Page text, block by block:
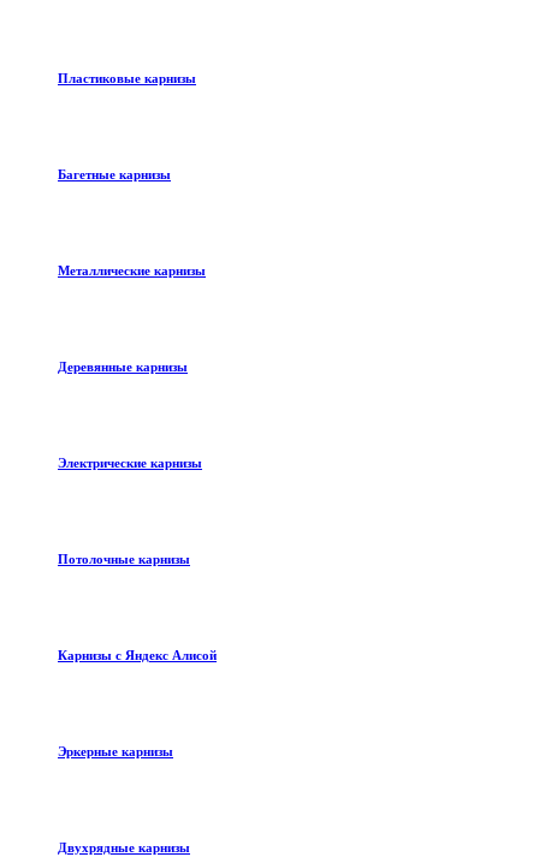
Пластиковые карнизы
Багетные карнизы
Металлические карнизы
Деревянные карнизы
Электрические карнизы
Потолочные карнизы
Карнизы с Яндекс Алисой
Эркерные карнизы
Двухрядные карнизы